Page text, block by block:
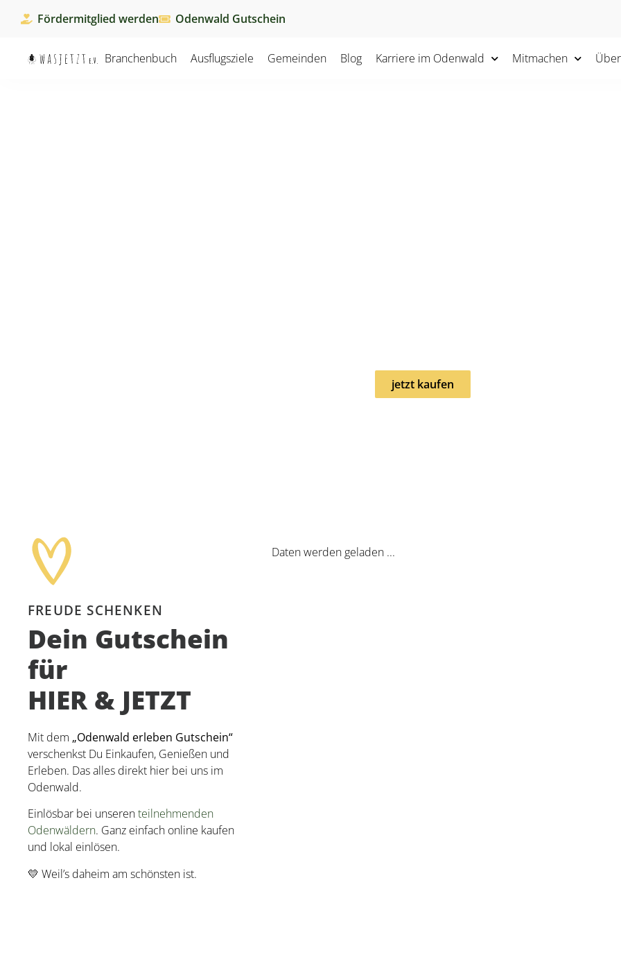
Fördermitglied werden Odenwald Gutschein
Branchenbuch Ausflugsziele Gemeinden Blog Karriere im Odenwald Mitmachen
jetzt kaufen
FREUDE SCHENKEN
Dein Gutschein
für
HIER & JETZT
Mit dem „Odenwald erleben Gutschein“
verschenkst Du Einkaufen, Genießen und
Erleben. Das alles direkt hier bei uns im
Odenwald.
Einlösbar bei unserenteilnehmenden
Odenwäldern. Ganz einfach online kaufen
und lokal einlösen.
💛 Weil’s daheim am schönsten ist.
Daten werden geladen ...